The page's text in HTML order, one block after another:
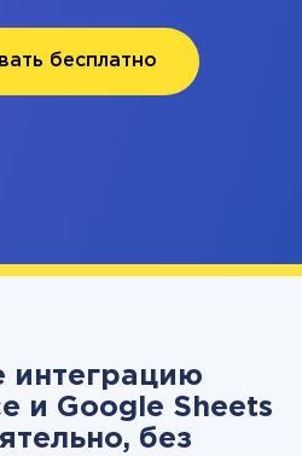
бесплатно
интеграцию
и Google Sheets
без